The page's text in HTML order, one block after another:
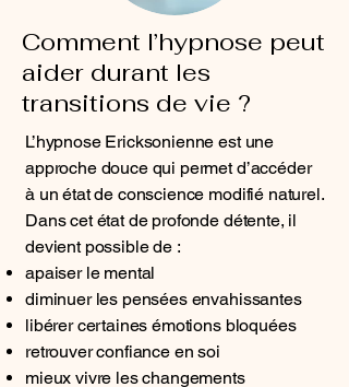
Comment l’hypnose peut
aider durant les
transitions de vie ?
L’hypnose Ericksonienne est une
approche douce qui permet d’accéder
à un état de conscience modifié naturel.
Dans cet état de profonde détente, il
devient possible de :
apaiser le mental
diminuer les pensées envahissantes
libérer certaines émotions bloquées
retrouver confiance en soi
mieux vivre les changements